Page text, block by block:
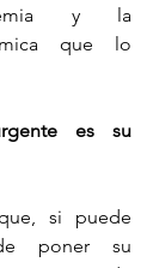
y la
que lo
es su
si puede
poner su